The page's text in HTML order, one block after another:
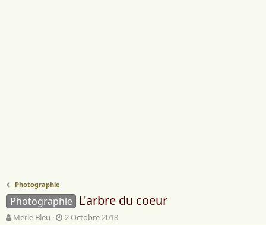
Photographie
Photographie L'arbre du coeur
A
Merle Bleu
D
2 Octobre 2018